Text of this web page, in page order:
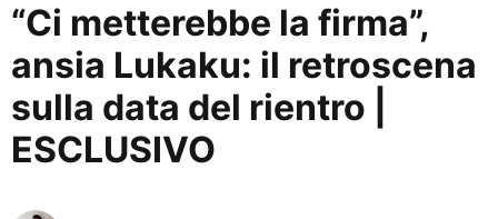
“Ci metterebbe la firma”,
ansia Lukaku: il retroscena
sulla data del rientro |
ESCLUSIVO